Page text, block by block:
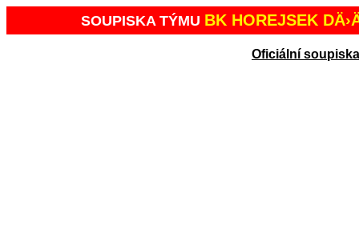
SOUPISKA TÝMU BK HOREJSEK
Oficiální soupiska